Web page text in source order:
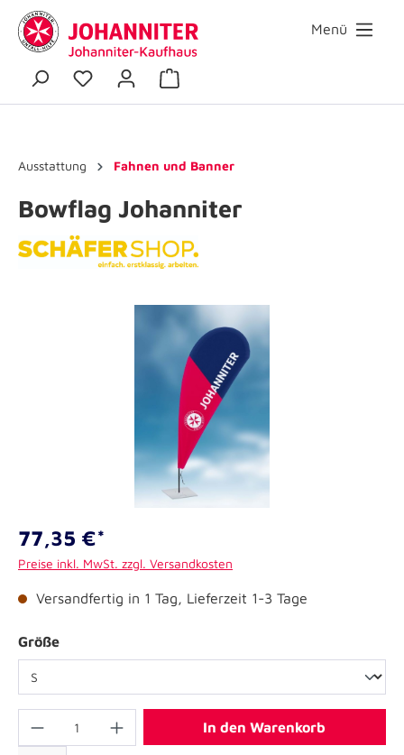
Menü
Ausstattung Fahnen und Banner
Bowflag Johanniter
77,35 €*
Preise inkl. MwSt. zzgl. Versandkosten
Versandfertig in 1 Tag, Lieferzeit 1-3 Tage
Größe
In den Warenkorb